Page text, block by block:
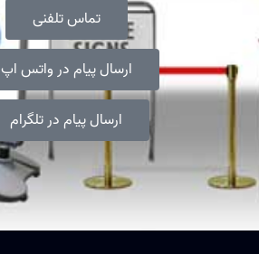
تماس تلفنی
ارسال پیام در واتس اپ
ارسال پیام در تلگرام